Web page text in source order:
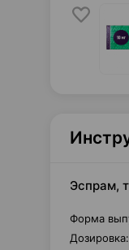
Эспрам,
Форма
Дозировка: